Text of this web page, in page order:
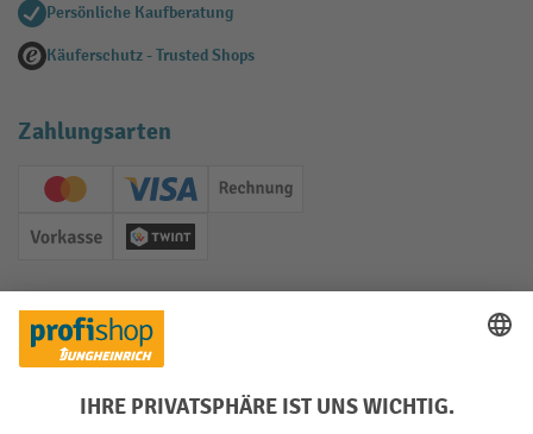
Persönliche Kaufberatung
Käuferschutz - Trusted Shops
Zahlungsarten
Creditcard (Master)Creditcard (Visa)
Rechnung
Vorkasse Twint
Soziale Netzwerke
Facebook
YouTube
LinkedInInstagram